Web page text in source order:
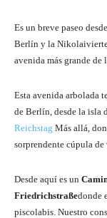
Es un breve paseo
Berlín y la
avenida más grande de
Esta avenida arbolada
de Berlín, desde la isla
Reichstag Más allá,
sorprendente cúpula
Desde aquí es un
Friedrichstraßedonde
piscolabis. Nuestro